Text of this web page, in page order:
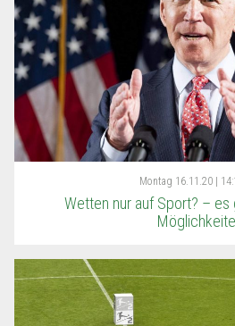
Montag 16.11.20 |
Wetten nur auf Sport? – es